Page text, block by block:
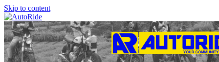
Skip to content